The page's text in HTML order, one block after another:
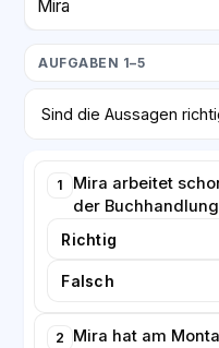
Mira
AUFGABEN 1–5
Sind die Aussagen
1
Mira arbeitet
der
Richtig
Falsch
2
Mira hat am